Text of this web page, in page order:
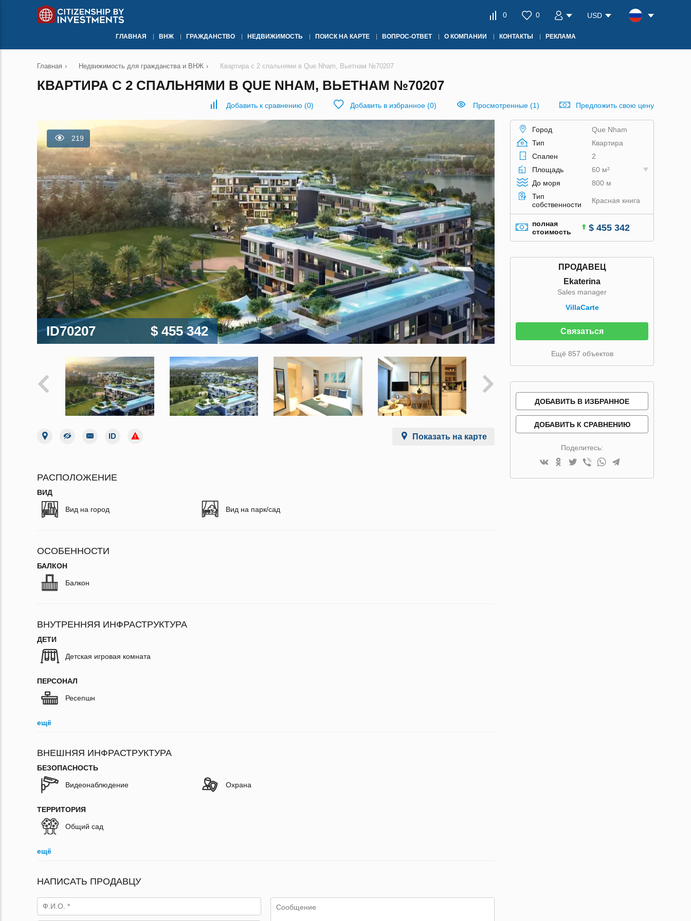
0 0 USD
ГЛАВНАЯ ВНЖ ГРАЖДАНСТВО НЕДВИЖИМОСТЬ ПОИСК НА КАРТЕ ВОПРОС-ОТВЕТ О КОМПАНИИ КОНТАКТЫ РЕКЛАМА
Главная › Недвижимость для гражданства и ВНЖ › Квартира с 2 спальнями в Que Nham, Вьетнам №70207
КВАРТИРА С 2 СПАЛЬНЯМИ В QUE NHAM, ВЬЕТНАМ №70207
Добавить к сравнению (0) Добавить в избранное (0) Просмотренные (1) Предложить свою цену
219
ID70207 $ 455 342
Показать на карте
РАСПОЛОЖЕНИЕ
ВИД
Вид на город Вид на парк/сад
ОСОБЕННОСТИ
БАЛКОН
Балкон
ВНУТРЕННЯЯ ИНФРАСТРУКТУРА
ДЕТИ
Детская игровая комната
ПЕРСОНАЛ
Ресепшн
ещё
ВНЕШНЯЯ ИНФРАСТРУКТУРА
БЕЗОПАСНОСТЬ
Видеонаблюдение Охрана
ТЕРРИТОРИЯ
Общий сад
ещё
НАПИСАТЬ ПРОДАВЦУ
Город
Que Nham
Тип
Квартира
Спален
2
Площадь
60 м²
До моря
800 м
Тип
собственности
Красная книга
полная
стоимость
$ 455 342
ПРОДАВЕЦ
Ekaterina
Sales manager
VillaСarte
Связаться
Ещё 857 объектов
ДОБАВИТЬ В ИЗБРАННОЕ
ДОБАВИТЬ К СРАВНЕНИЮ
Поделитесь: